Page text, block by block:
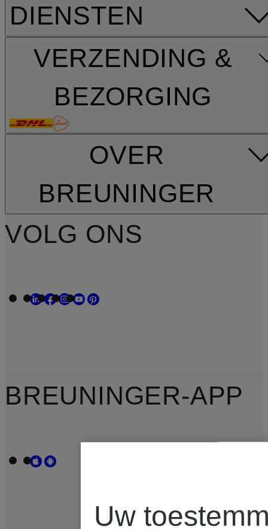
DIENSTEN
VERZENDING &
BEZORGING
OVER
BREUNINGER
VOLG ONS
BREUNINGER-APP
Uw